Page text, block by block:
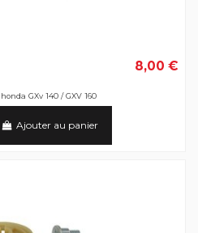
8,00 €
GXv 140 / GXV 160
Ajouter au panier